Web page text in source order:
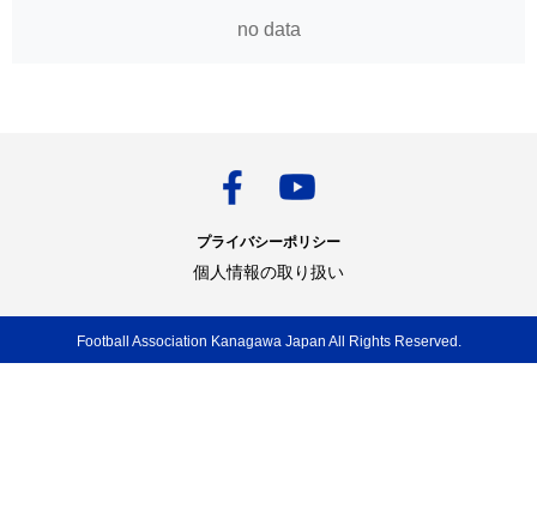
no data
プライバシーポリシー
個人情報の取り扱い
Football Association Kanagawa Japan All Rights Reserved.